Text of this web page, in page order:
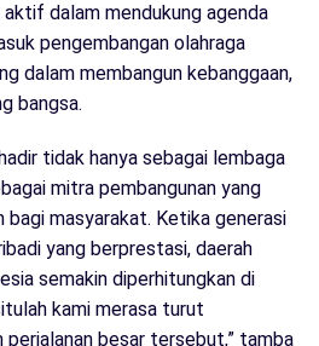
dalam mendukung agenda
pengembangan olahraga
dalam membangun kebanggaan,
bangsa.
tidak hanya sebagai lembaga
mitra pembangunan yang
bagi masyarakat. Ketika generasi
yang berprestasi, daerah
semakin diperhitungkan di
kami merasa turut
perjalanan besar tersebut,” tamba